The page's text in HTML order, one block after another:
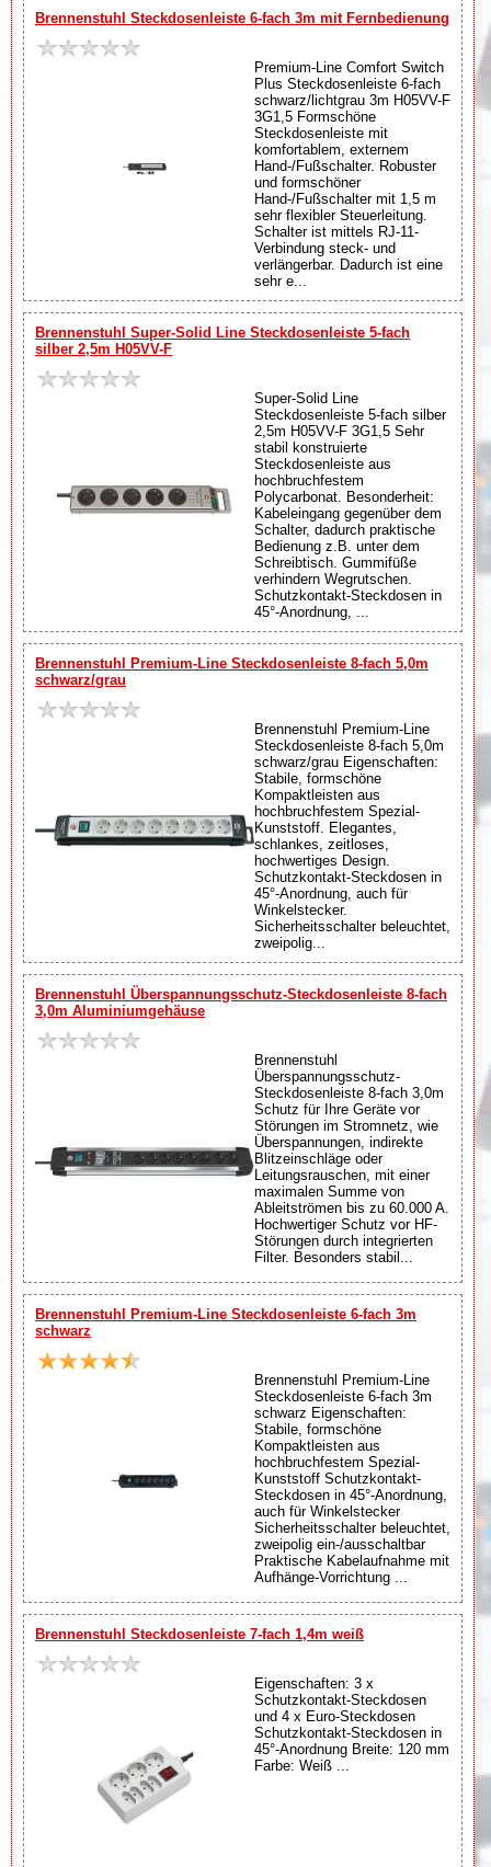
Brennenstuhl Steckdosenleiste 6-fach 3m mit Fernbedienung
Premium-Line Comfort Switch
Plus Steckdosenleiste 6-fach
schwarz/lichtgrau 3m H05VV-F
3G1,5 Formschöne
Steckdosenleiste mit
komfortablem, externem
Hand-/Fußschalter. Robuster
und formschöner
Hand-/Fußschalter mit 1,5 m
sehr flexibler Steuerleitung.
Schalter ist mittels RJ-11-
Verbindung steck- und
verlängerbar. Dadurch ist eine
sehr e...
Brennenstuhl Super-Solid Line Steckdosenleiste 5-fach
silber 2,5m H05VV-F
Super-Solid Line
Steckdosenleiste 5-fach silber
2,5m H05VV-F 3G1,5 Sehr
stabil konstruierte
Steckdosenleiste aus
hochbruchfestem
Polycarbonat. Besonderheit:
Kabeleingang gegenüber dem
Schalter, dadurch praktische
Bedienung z.B. unter dem
Schreibtisch. Gummifüße
verhindern Wegrutschen.
Schutzkontakt-Steckdosen in
45°-Anordnung, ...
Brennenstuhl Premium-Line Steckdosenleiste 8-fach 5,0m
schwarz/grau
Brennenstuhl Premium-Line
Steckdosenleiste 8-fach 5,0m
schwarz/grau Eigenschaften:
Stabile, formschöne
Kompaktleisten aus
hochbruchfestem Spezial-
Kunststoff. Elegantes,
schlankes, zeitloses,
hochwertiges Design.
Schutzkontakt-Steckdosen in
45°-Anordnung, auch für
Winkelstecker.
Sicherheitsschalter beleuchtet,
zweipolig...
Brennenstuhl Überspannungsschutz-Steckdosenleiste 8-fach
3,0m Aluminiumgehäuse
Brennenstuhl
Überspannungsschutz-
Steckdosenleiste 8-fach 3,0m
Schutz für Ihre Geräte vor
Störungen im Stromnetz, wie
Überspannungen, indirekte
Blitzeinschläge oder
Leitungsrauschen, mit einer
maximalen Summe von
Ableitströmen bis zu 60.000 A.
Hochwertiger Schutz vor HF-
Störungen durch integrierten
Filter. Besonders stabil...
Brennenstuhl Premium-Line Steckdosenleiste 6-fach 3m
schwarz
Brennenstuhl Premium-Line
Steckdosenleiste 6-fach 3m
schwarz Eigenschaften:
Stabile, formschöne
Kompaktleisten aus
hochbruchfestem Spezial-
Kunststoff Schutzkontakt-
Steckdosen in 45°-Anordnung,
auch für Winkelstecker
Sicherheitsschalter beleuchtet,
zweipolig ein-/ausschaltbar
Praktische Kabelaufnahme mit
Aufhänge-Vorrichtung ...
Brennenstuhl Steckdosenleiste 7-fach 1,4m weiß
Eigenschaften: 3 x
Schutzkontakt-Steckdosen
und 4 x Euro-Steckdosen
Schutzkontakt-Steckdosen in
45°-Anordnung Breite: 120 mm
Farbe: Weiß ...